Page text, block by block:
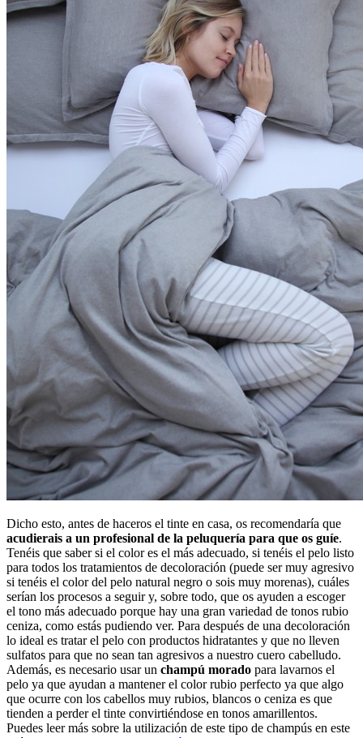
Dicho esto, antes de haceros el tinte en casa, os recomendaría que
acudierais a un profesional de la peluquería para que os guíe.
Tenéis que saber si el color es el más adecuado, si tenéis el pelo listo
para todos los tratamientos de decoloración (puede ser muy agresivo
si tenéis el color del pelo natural negro o sois muy morenas), cuáles
serían los procesos a seguir y, sobre todo, que os ayuden a escoger
el tono más adecuado porque hay una gran variedad de tonos rubio
ceniza, como estás pudiendo ver. Para después de una decoloración
lo ideal es tratar el pelo con productos hidratantes y que no lleven
sulfatos para que no sean tan agresivos a nuestro cuero cabelludo.
Además, es necesario usar un champú morado para lavarnos el
pelo ya que ayudan a mantener el color rubio perfecto ya que algo
que ocurre con los cabellos muy rubios, blancos o ceniza es que
tienden a perder el tinte convirtiéndose en tonos amarillentos.
Puedes leer más sobre la utilización de este tipo de champús en este